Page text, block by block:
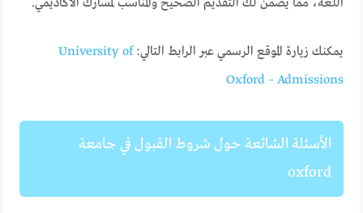
اللغة، مما يضمن لك التقديم الصحيح والمناسب لمسارك الأكاديمي.
يمكنك زيارة الموقع الرسمي عبر الرابط التالي:University of
Oxford – Admissions
الأسئلة الشائعة حول شروط القبول في جامعة
oxford